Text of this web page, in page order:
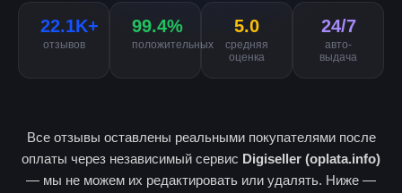
22.1K+
отзывов
99.4%
положительных
5.0
средняя
оценка
24/7
авто-
выдача
Все отзывы оставлены реальными покупателями после
оплаты через независимый сервис Digiseller (oplata.info)
— мы не можем их редактировать или удалять. Ниже —